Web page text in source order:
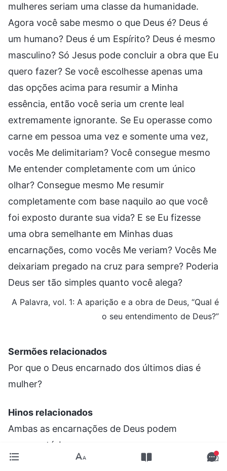
mulheres seriam uma classe da humanidade.
Agora você sabe mesmo o que Deus é? Deus é
um humano? Deus é um Espírito? Deus é mesmo
masculino? Só Jesus pode concluir a obra que Eu
quero fazer? Se você escolhesse apenas uma
das opções acima para resumir a Minha
essência, então você seria um crente leal
extremamente ignorante. Se Eu operasse como
carne em pessoa uma vez e somente uma vez,
vocês Me delimitariam? Você consegue mesmo
Me entender completamente com um único
olhar? Consegue mesmo Me resumir
completamente com base naquilo ao que você
foi exposto durante sua vida? E se Eu fizesse
uma obra semelhante em Minhas duas
encarnações, como vocês Me veriam? Vocês Me
deixariam pregado na cruz para sempre? Poderia
Deus ser tão simples quanto você alega?
A Palavra, vol. 1: A aparição e a obra de Deus, “Qual é
o seu entendimento de Deus?”
Sermões relacionados
Por que o Deus encarnado dos últimos dias é
mulher?
Hinos relacionados
Ambas as encarnações de Deus podem
representá-Lo